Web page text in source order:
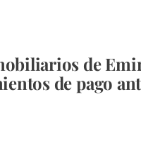
de
de pago